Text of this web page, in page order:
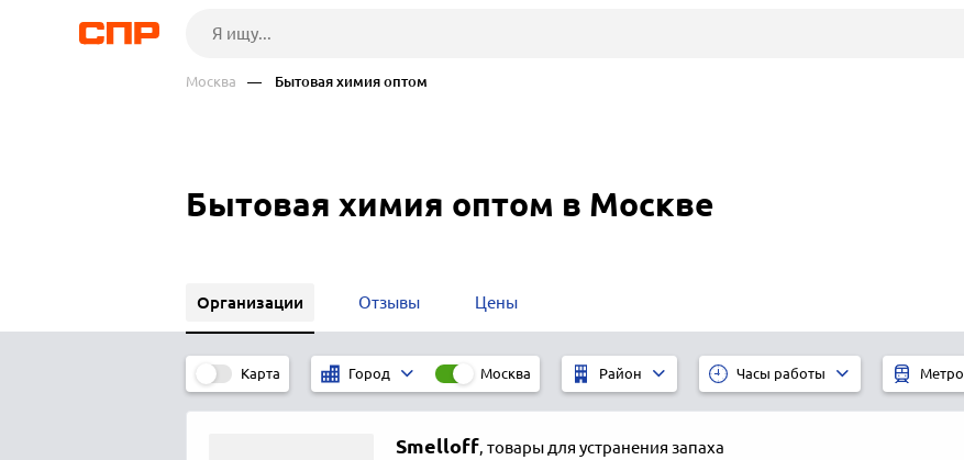
Москва — Бытовая химия оптом
Бытовая химия оптом в Москве
Организации Отзывы Цены
Карта Город Москва Район Часы работы Метро
Smelloff, товары для устранения запаха